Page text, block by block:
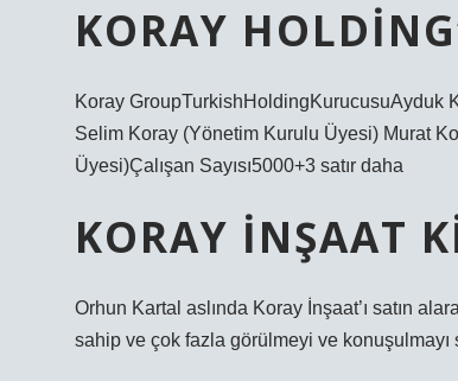
KORAY
Koray GroupTurkishHoldingKurucusuAyduk
Selim Koray (Yönetim Kurulu Üyesi) Murat
Üyesi)Çalışan Sayısı5000+3 satır daha
KORAY İNŞAAT
Orhun Kartal aslında Koray İnşaat’ı satın
sahip ve çok fazla görülmeyi ve